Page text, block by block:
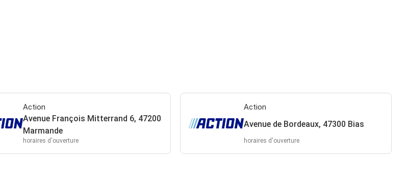
Action
Avenue François Mitterrand 6, 47200
Marmande
horaires d'ouverture
Action
Avenue de Bordeaux, 47300 Bias
horaires d'ouverture